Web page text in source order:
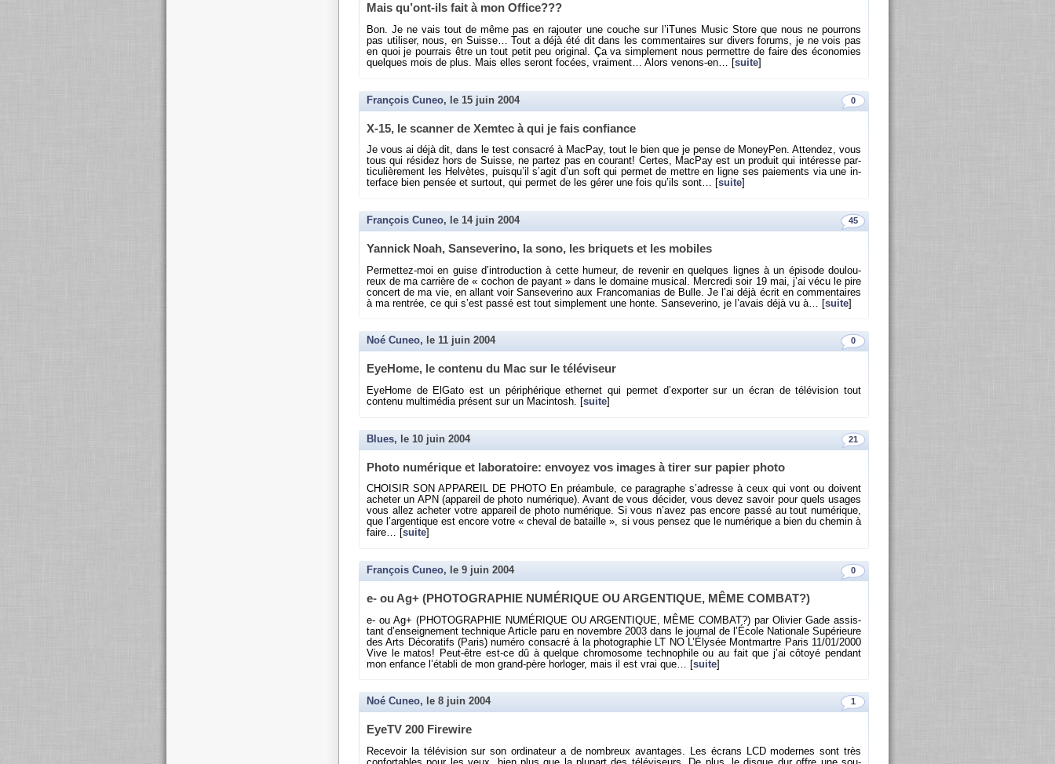
Mais qu’ont-ils fait à mon Of­fice???
Bon. Je ne vais tout de même pas en ra­jou­ter une couche sur l’iTunes Music Store que nous ne pour­rons
pas uti­li­ser, nous, en Suisse… Tout a déjà été dit dans les com­men­taires sur di­vers fo­rums, je ne vois pas
en quoi je pour­rais être un tout petit peu ori­gi­nal. Ça va sim­ple­ment nous per­mettre de faire des éco­no­mies
quelques mois de plus. Mais elles se­ront fo­cées, vrai­ment… Alors ve­nons-en… [suite]
0
François Cuneo, le 15 juin 2004
X-15, le scan­ner de Xem­tec à qui je fais confiance
Je vous ai déjà dit, dans le test consa­cré à Mac­Pay, tout le bien que je pense de Mo­ney­Pen. At­ten­dez, vous
tous qui ré­si­dez hors de Suisse, ne par­tez pas en cou­rant! Certes, Mac­Pay est un pro­duit qui in­té­resse par­
ti­cu­liè­re­ment les Hel­vètes, puis­qu’il s’agit d’un soft qui per­met de mettre en ligne ses paie­ments via une in­
ter­face bien pen­sée et sur­tout, qui per­met de les gérer une fois qu’ils sont… [ suite
45
François Cuneo, le 14 juin 2004
Yan­nick Noah, San­se­ve­rino, la sono, les bri­quets et les mo­biles
Per­met­tez-moi en guise d’in­tro­duc­tion à cette hu­meur, de re­ve­nir en quelques lignes à un épi­sode dou­lou­
reux de ma car­rière de « co­chon de payant » dans le do­maine mu­si­cal. Mer­credi soir 19 mai, j’ai vécu le pire
concert de ma vie, en al­lant voir San­se­ve­rino aux Fran­co­ma­nias de Bulle. Je l’ai déjà écrit en com­men­taires
à ma ren­trée, ce qui s’est passé est tout sim­ple­ment une honte. San­se­ve­rino, je l’avais déjà vu à… [suite]
0
Noé Cuneo, le 11 juin 2004
Eye­Home, le contenu du Mac sur le té­lé­vi­seur
Eye­Home de El­Gato est un pé­ri­phé­rique ether­net qui per­met d’ex­por­ter sur un écran de té­lé­vi­sion tout
contenu mul­ti­mé­dia pré­sent sur un Ma­cin­tosh. [suite]
21
Blues, le 10 juin 2004
Photo nu­mé­rique et la­bo­ra­toire: en­voyez vos images à tirer sur pa­pier photo
CHOI­SIR SON AP­PA­REIL DE PHOTO En pré­am­bule, ce pa­ra­graphe s’adresse à ceux qui vont ou doivent
ache­ter un APN (ap­pa­reil de photo nu­mé­rique). Avant de vous dé­ci­der, vous devez sa­voir pour quels usages
vous allez ache­ter votre ap­pa­reil de photo nu­mé­rique. Si vous n’avez pas en­core passé au tout nu­mé­rique,
que l’ar­gen­tique est en­core votre « che­val de ba­taille », si vous pen­sez que le nu­mé­rique a bien du che­min à
faire… [ suite
0
François Cuneo, le 9 juin 2004
e- ou Ag+ (PHO­TO­GRA­PHIE NU­MÉ­RIQUE OU AR­GEN­TIQUE, MÊME COM­BAT?)
e- ou Ag+ (PHO­TO­GRA­PHIE NU­MÉ­RIQUE OU AR­GEN­TIQUE, MÊME COM­BAT?) par Oli­vier Gade as­sis­
tant d’en­sei­gne­ment tech­nique Ar­ticle paru en no­vembre 2003 dans le jour­nal de l’École Na­tio­nale Su­pé­rieure
des Arts Dé­co­ra­tifs (Paris) nu­méro consa­cré à la pho­to­gra­phie LT NO L’Ély­sée Mont­martre Paris 11/01/2000
Vive le matos! Peut-être est-ce dû à quelque chro­mo­some tech­no­phile ou au fait que j’ai cô­toyé pen­dant
mon en­fance l’éta­bli de mon grand-père hor­lo­ger, mais il est vrai que… [suite]
1
Noé Cuneo, le 8 juin 2004
EyeTV 200 Fi­re­wire
Re­ce­voir la té­lé­vi­sion sur son or­di­na­teur a de nom­breux avan­tages. Les écrans LCD mo­dernes sont très